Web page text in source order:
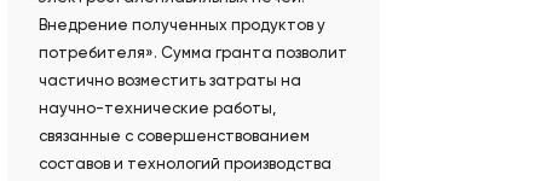
Внедрение полученных продуктов у
потребителя». Сумма гранта позволит
частично возместить затраты на
научно-технические работы,
связанные с совершенствованием
составов и технологий производства